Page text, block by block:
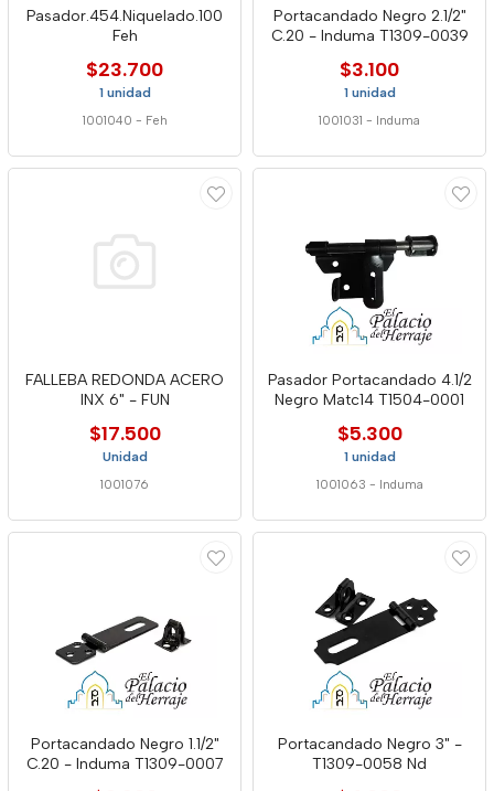
Pasador.454.Niquelado.100
Feh
$23.700
1 unidad
1001040 - Feh
Portacandado Negro 2.1/2"
C.20 - Induma T1309-0039
$3.100
1 unidad
1001031 - Induma
FALLEBA REDONDA ACERO
INX 6" - FUN
$17.500
Unidad
1001076
Pasador Portacandado 4.1/2
Negro Matc14 T1504-0001
$5.300
1 unidad
1001063 - Induma
Portacandado Negro 1.1/2"
C.20 - Induma T1309-0007
Portacandado Negro 3" -
T1309-0058 Nd